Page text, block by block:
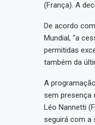
(França). A
De acordo
Mundial, “a
permitidas
também da
A
sem presença
Léo Nannetti
seguirá com a